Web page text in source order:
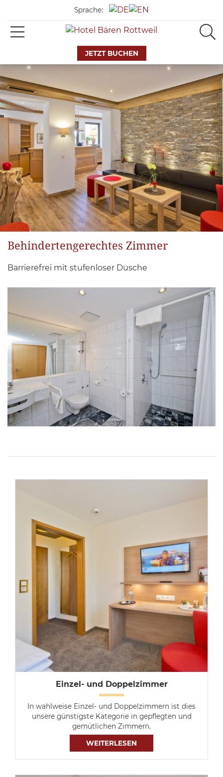
Sprache:
JETZT BUCHEN
Behindertengerechtes Zimmer
Barrierefrei mit stufenloser Dusche
Einzel- und Doppelzimmer
In wahlweise Einzel- und Doppelzimmern ist dies
unsere günstigste Kategorie in gepflegten und
gemütlichen Zimmern.
WEITERLESEN